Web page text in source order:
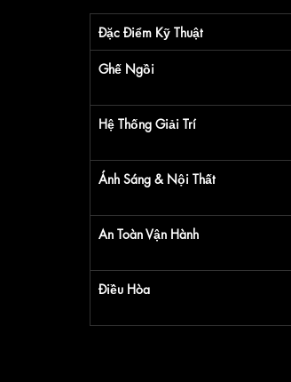
Đặc Điểm Kỹ Thuật
Ghế Ngồi
Hệ Thống Giải Trí
Ánh Sáng & Nội Thất
An Toàn Vận Hành
Điều Hòa